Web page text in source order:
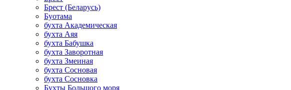
Брест (Беларусь)
Буотама
бухта Академическая
бухта Аяя
бухта Бабушка
бухта Заворотная
бухта Змеиная
бухта Сосновая
бухта Сосновка
Бухты Большого моря